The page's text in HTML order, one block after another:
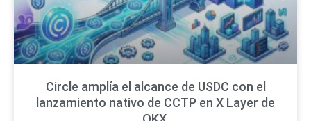
Circle amplía el alcance de USDC con el
lanzamiento nativo de CCTP en X Layer de